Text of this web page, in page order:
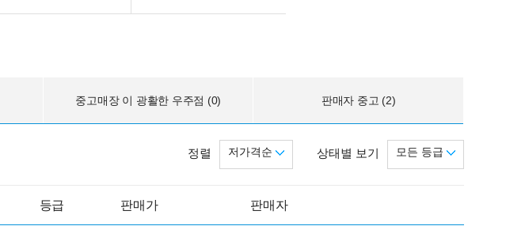
중고매장 이 광활한 우주점 (0) 판매자 중고 (2)
상태별 보기 모든 등급
정렬 저가격순
등급 판매가 판매자